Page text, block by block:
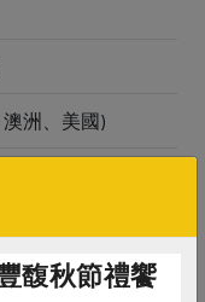
洲、美國)
保存2年
馥秋節禮饗